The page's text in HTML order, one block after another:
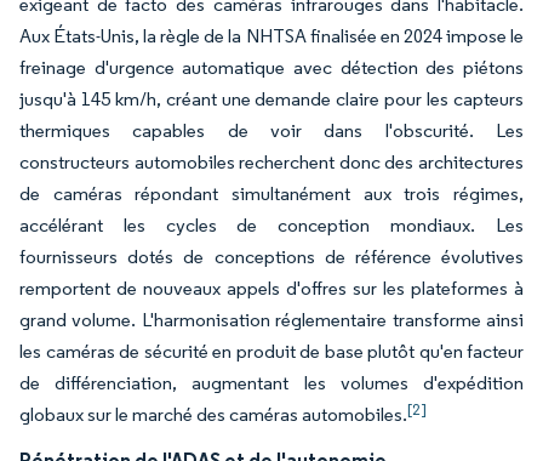
Aux États-Unis, la règle de la NHTSA finalisée en 2024 impose le
freinage d'urgence automatique avec détection des piétons
jusqu'à 145 km/h, créant une demande claire pour les capteurs
thermiques capables de voir dans l'obscurité. Les
constructeurs automobiles recherchent donc des architectures
de caméras répondant simultanément aux trois régimes,
accélérant les cycles de conception mondiaux. Les
fournisseurs dotés de conceptions de référence évolutives
remportent de nouveaux appels d'offres sur les plateformes à
grand volume. L'harmonisation réglementaire transforme ainsi
les caméras de sécurité en produit de base plutôt qu'en facteur
de différenciation, augmentant les volumes d'expédition
globaux sur le marché des caméras automobiles.[2]